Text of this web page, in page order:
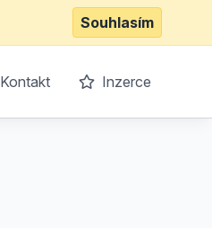
Souhlasím
Kontakt Inzerce